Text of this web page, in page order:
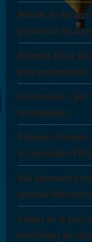
Maladie de
permettait un
Vitamine B3 et
pour
Les troubles «
accompagner
Polluants éternels
les pesticides
Une découverte
cerveau cible
Cancer de la
neutraliser les